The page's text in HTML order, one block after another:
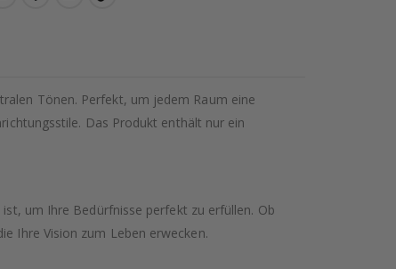
Tönen. Perfekt, um jedem Raum eine
Das Produkt enthält nur ein
um Ihre Bedürfnisse perfekt zu erfüllen. Ob
Ihre Vision zum Leben erwecken.